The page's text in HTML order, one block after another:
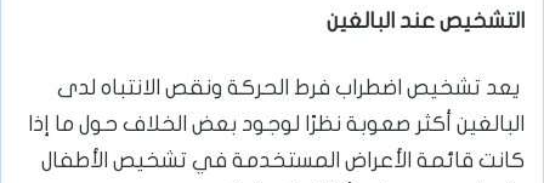
التشخيص عند البالغين
يعد تشخيص اضطراب فرط الحركة ونقص الانتباه لدى
البالغين أكثر صعوبة نظرًا لوجود بعض الخلاف حول ما إذا
كانت قائمة الأعراض المستخدمة في تشخيص الأطفال